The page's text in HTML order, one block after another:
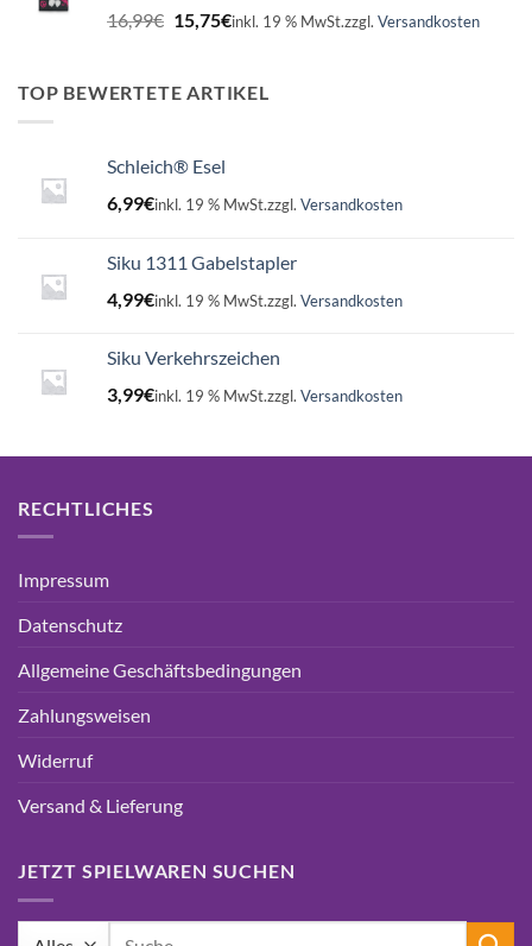
16,99€ Ursprünglicher
Preis
16,99€
15,75€Aktueller
15,75€.
inkl. 19 % MwSt.zzgl. Versandkosten
TOP BEWERTETE ARTIKEL
Schleich® Esel
6,99€inkl. 19 % MwSt.zzgl. Versandkosten
Siku 1311 Gabelstapler
4,99€inkl. 19 % MwSt.zzgl. Versandkosten
Siku Verkehrszeichen
3,99€inkl. 19 % MwSt.zzgl. Versandkosten
RECHTLICHES
Impressum
Datenschutz
Allgemeine Geschäftsbedingungen
Zahlungsweisen
Widerruf
Versand & Lieferung
JETZT SPIELWAREN SUCHEN